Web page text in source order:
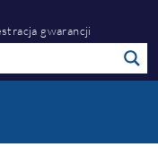
gwarancji